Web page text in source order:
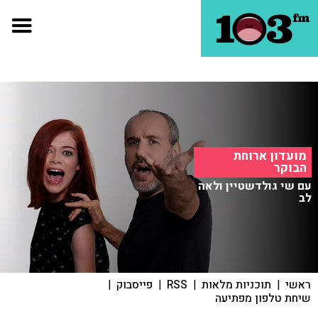
מועדון ארוחת
הבוקר
עם שי גולדשטיין ולאה
לב
ראשי | תוכניות מלאות |
RSS
| פייסבוק |
שיחת טלפון מפתיעה